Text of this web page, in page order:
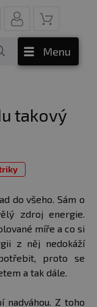
Menu
takový
do všeho. Sám o
zdroj energie.
míře a co si
z něj nedokáží
proto se
a tak dále.
nadváhou. Z toho